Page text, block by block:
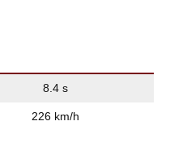
8.4 s
226 km/h